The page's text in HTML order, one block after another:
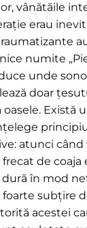
vânătăile
erau
numite
unde
doar
oasele. Există
atunci când
de coaja
dură în mod
subțire
acestei